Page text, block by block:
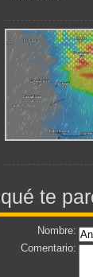
qué te
Nombre:
Comentario: